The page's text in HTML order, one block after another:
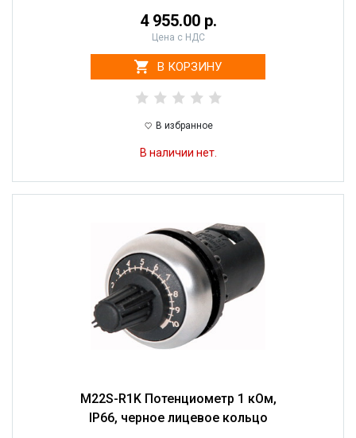
4 955.00 р.
Цена с НДС
В КОРЗИНУ
В избранное
В наличии нет.
M22S-R1K Потенциометр 1 кОм,
IP66, черное лицевое кольцо